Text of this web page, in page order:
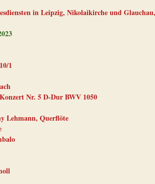
in Leipzig, Nikolaikirche und
1
Nr. 5 D-Dur BWV 1050
Lehmann, Querflöte